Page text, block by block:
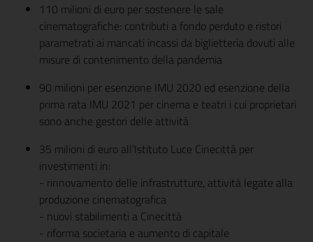
110 milioni di euro per sostenere le sale
cinematografiche: contributi a fondo perduto e ristori
parametrati ai mancati incassi da biglietteria dovuti alle
misure di contenimento della pandemia
90 milioni per esenzione IMU 2020 ed esenzione della
prima rata IMU 2021 per cinema e teatri i cui proprietari
sono anche gestori delle attività
35 milioni di euro all’Istituto Luce Cinecittà per
investimenti in:
- rinnovamento delle infrastrutture, attività legate alla
produzione cinematografica
- nuovi stabilimenti a Cinecittà
- riforma societaria e aumento di capitale